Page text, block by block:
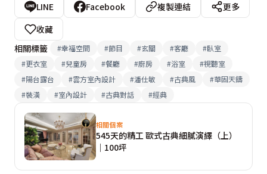
LINE Facebook 複製連結
更多
收藏
相關標籤
#幸福空間 #節目 #玄關 #客廳 #臥室
#更衣室 #兒童房 #餐廳 #廚房 #浴室 #視聽室
#陽台露台 #雲方室內設計 #潘仕敏 #古典風 #華固天鑄
#裝潢 #室內設計 #古典對話 #經典
相關個案
545天的精工 歐式古典細膩演繹（上）
｜100坪